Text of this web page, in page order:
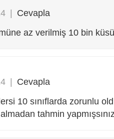
| Cevapla
az verilmiş 10 bin
| Cevapla
10 sınıflarda zorunlu
tahmin